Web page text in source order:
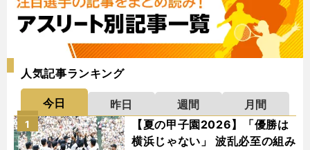
人気記事ランキング
今日 昨日 週間
月間
【夏の甲子園2026】「優勝は
横浜じゃない」 波乱必至の組み
1